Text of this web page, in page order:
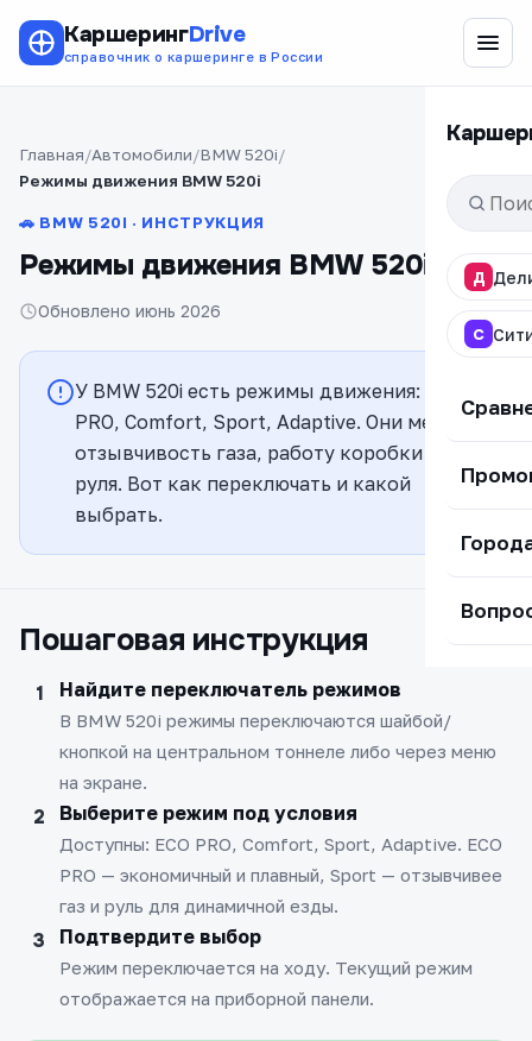
КаршерингDrive
справочник о каршеринге в России
Д
С
Главная Автомобили BMW 520i
Режимы движения BMW 520i
🚗 BMW 520I · ИНСТРУКЦИЯ
Режимы движения BMW 520i
Обновлено июнь 2026
У BMW 520i есть режимы движения: ECO
PRO, Comfort, Sport, Adaptive. Они меняют
отзывчивость газа, работу коробки и
руля. Вот как переключать и какой
выбрать.
Пошаговая инструкция
Найдите переключатель режимов
В BMW 520i режимы переключаются шайбой/
кнопкой на центральном тоннеле либо через меню
на экране.
Выберите режим под условия
Доступны: ECO PRO, Comfort, Sport, Adaptive. ECO
PRO — экономичный и плавный, Sport — отзывчивее
газ и руль для динамичной езды.
Подтвердите выбор
Режим переключается на ходу. Текущий режим
отображается на приборной панели.